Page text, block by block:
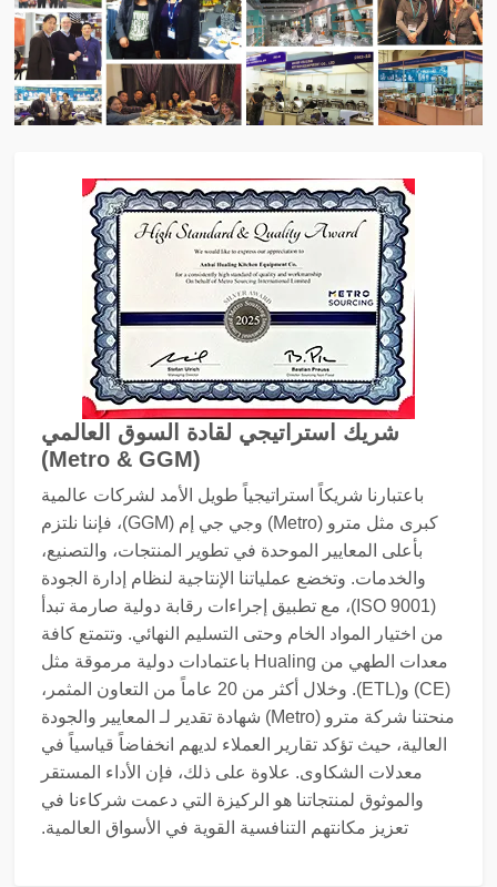
شريك استراتيجي لقادة السوق العالمي
(Metro & GGM)
باعتبارنا شريكاً استراتيجياً طويل الأمد لشركات عالمية
كبرى مثل مترو (Metro) وجي جي إم (GGM)، فإننا نلتزم
بأعلى المعايير الموحدة في تطوير المنتجات، والتصنيع،
والخدمات. وتخضع عملياتنا الإنتاجية لنظام إدارة الجودة
(ISO 9001)، مع تطبيق إجراءات رقابة دولية صارمة تبدأ
من اختيار المواد الخام وحتى التسليم النهائي. وتتمتع كافة
معدات الطهي من Hualing باعتمادات دولية مرموقة مثل
(CE) و(ETL). وخلال أكثر من 20 عاماً من التعاون المثمر،
منحتنا شركة مترو (Metro) شهادة تقدير لـ المعايير والجودة
العالية، حيث تؤكد تقارير العملاء لديهم انخفاضاً قياسياً في
معدلات الشكاوى. علاوة على ذلك، فإن الأداء المستقر
والموثوق لمنتجاتنا هو الركيزة التي دعمت شركاءنا في
تعزيز مكانتهم التنافسية القوية في الأسواق العالمية.